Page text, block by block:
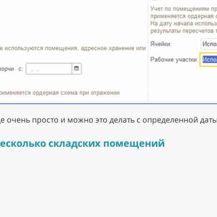
очень просто и можно это делать с определенной
складских помещений